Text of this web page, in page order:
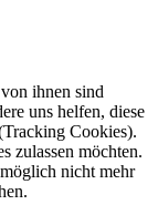
ihnen sind
uns helfen, diese
Cookies).
zulassen möchten.
nicht mehr